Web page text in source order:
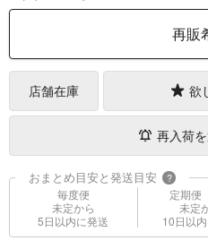
再販
店舗在庫 欲
再入荷
おまとめ目安と発送目安 ?
毎度便
未定から
5日以内に発送
定期便
未定
10日以